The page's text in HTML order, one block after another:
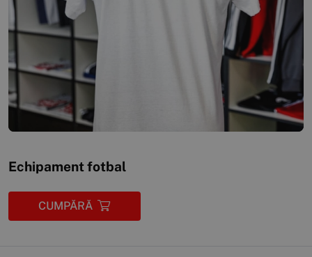
Echipament fotbal
CUMPĂRĂ